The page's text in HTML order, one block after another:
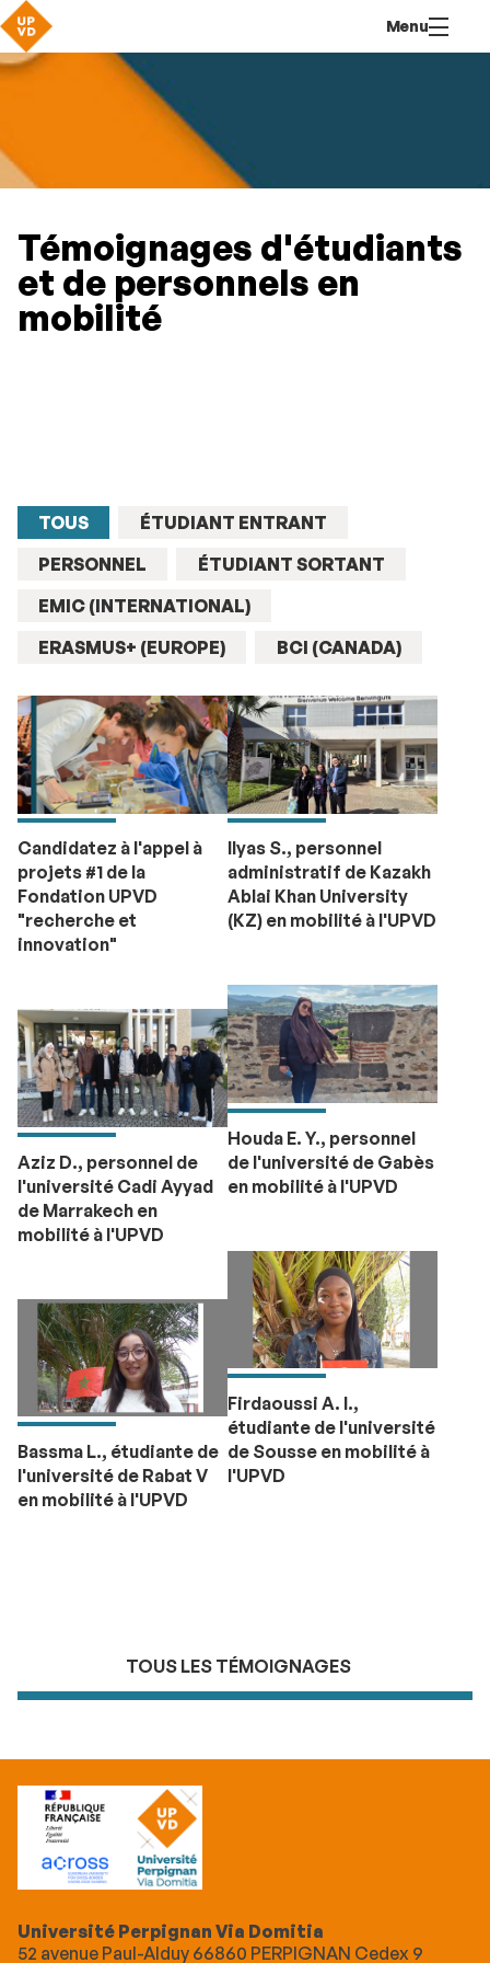
contenu
Menu
Témoignages d'étudiants
et de personnels en
mobilité
TOUS
ÉTUDIANT ENTRANT
PERSONNEL
ÉTUDIANT SORTANT
EMIC (INTERNATIONAL)
ERASMUS+ (EUROPE)
BCI (CANADA)
Candidatez à l'appel à
projets #1 de la
Fondation UPVD
"recherche et
innovation"
Ilyas S., personnel
administratif de Kazakh
Ablai Khan University
(KZ) en mobilité à l'UPVD
Houda E. Y., personnel
de l'université de Gabès
en mobilité à l'UPVD
Aziz D., personnel de
l'université Cadi Ayyad
de Marrakech en
mobilité à l'UPVD
Firdaoussi A. I.,
étudiante de l'université
de Sousse en mobilité à
l'UPVD
Bassma L., étudiante de
l'université de Rabat V
en mobilité à l'UPVD
TOUS LES TÉMOIGNAGES
Université Perpignan Via Domitia
52 avenue Paul-Alduy 66860 PERPIGNAN Cedex 9